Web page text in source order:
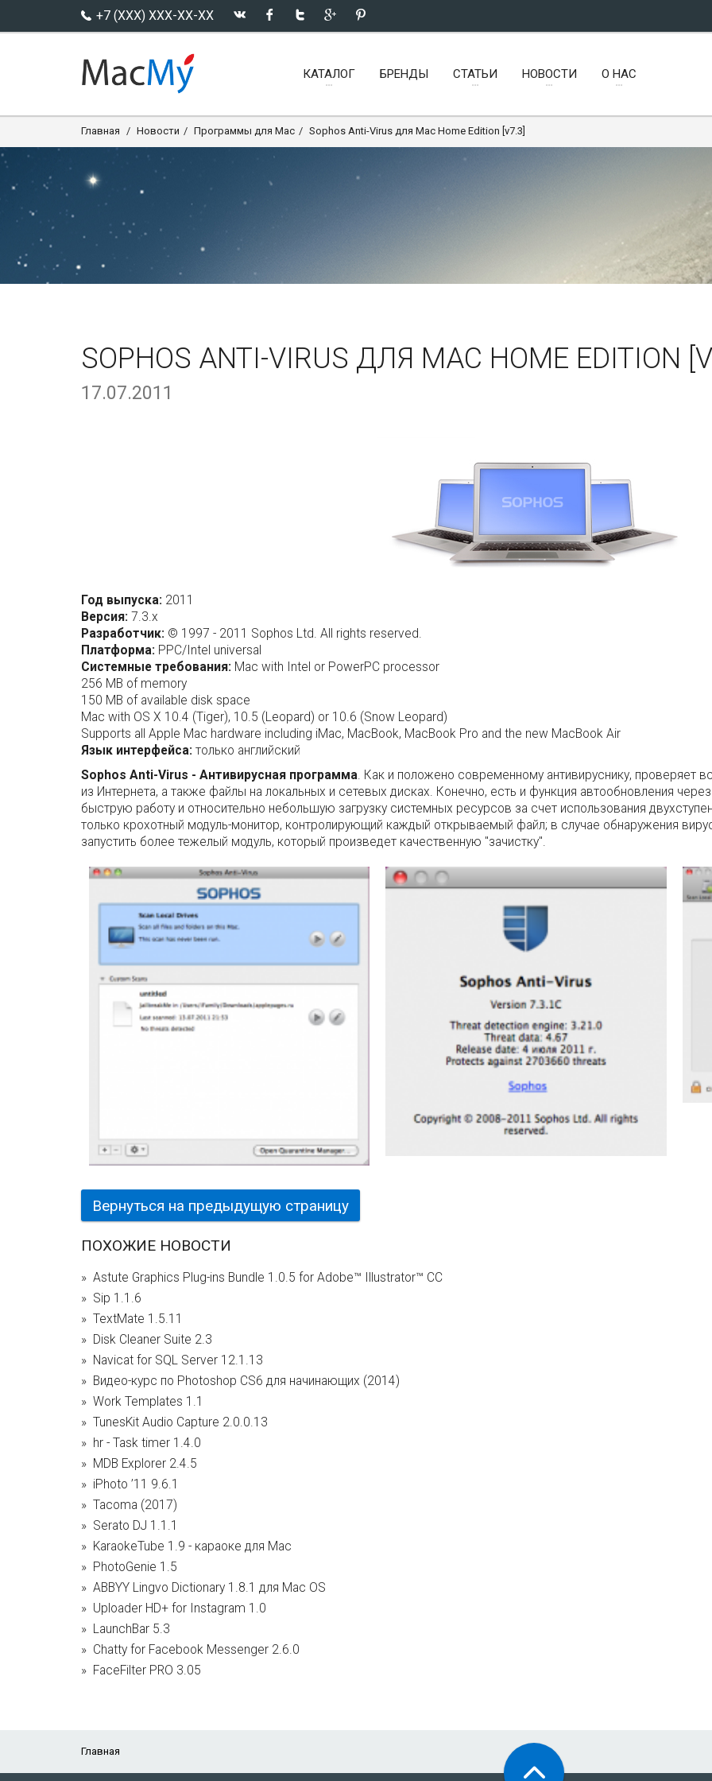
+7 (XXX) XXX-XX-XX
КАТАЛОГ БРЕНДЫ СТАТЬИ НОВОСТИ О НАС
Главная Новости Программы для Mac Sophos Anti-Virus для Mac Home Edition [v7.3]
SOPHOS ANTI-VIRUS ДЛЯ MAC HOME EDITION
17.07.2011
Год выпуска: 2011
Версия: 7.3.x
Разработчик: © 1997 - 2011 Sophos Ltd. All rights reserved.
Платформа: PPC/Intel universal
Системные требования: Mac with Intel or PowerPC processor
256 MB of memory
150 MB of available disk space
Mac with OS X 10.4 (Tiger), 10.5 (Leopard) or 10.6 (Snow Leopard)
Supports all Apple Mac hardware including iMac, MacBook, MacBook Pro and the new MacBook Air
Язык интерфейса: только английский
Sophos Anti-Virus - Антивирусная программа. Как и положено современному антивируснику, проверяет
из Интернета, а также файлы на локальных и сетевых дисках. Конечно, есть и функция автообновления
быструю работу и относительно небольшую загрузку системных ресурсов за счет использования
только крохотный модуль-монитор, контролирующий каждый открываемый файл; в случае обнаружения
запустить более тежелый модуль, который произведет качественную "зачистку".
Вернуться на предыдущую страницу
ПОХОЖИЕ НОВОСТИ
Astute Graphics Plug-ins Bundle 1.0.5 for Adobe™ Illustrator™ CC
Sip 1.1.6
TextMate 1.5.11
Disk Cleaner Suite 2.3
Navicat for SQL Server 12.1.13
Видео-курс по Photoshop CS6 для начинающих (2014)
Work Templates 1.1
TunesKit Audio Capture 2.0.0.13
hr - Task timer 1.4.0
MDB Explorer 2.4.5
iPhoto ’11 9.6.1
Tacoma (2017)
Serato DJ 1.1.1
KaraokeTube 1.9 - караоке для Mac
PhotoGenie 1.5
ABBYY Lingvo Dictionary 1.8.1 для Mac OS
Uploader HD+ for Instagram 1.0
LaunchBar 5.3
Chatty for Facebook Messenger 2.6.0
FaceFilter PRO 3.05
Главная